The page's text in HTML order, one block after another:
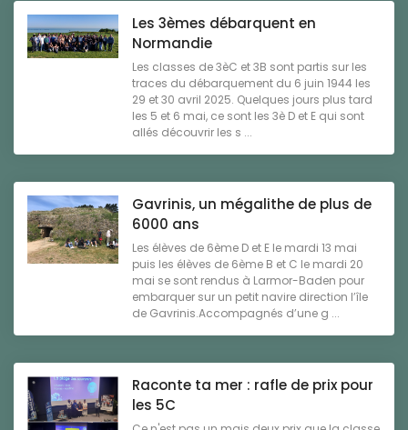
Les 3èmes débarquent en
Normandie
Les classes de 3èC et 3B sont partis sur les
traces du débarquement du 6 juin 1944 les
29 et 30 avril 2025. Quelques jours plus tard
les 5 et 6 mai, ce sont les 3è D et E qui sont
allés découvrir les s ...
Gavrinis, un mégalithe de plus de
6000 ans
Les élèves de 6ème D et E le mardi 13 mai
puis les élèves de 6ème B et C le mardi 20
mai se sont rendus à Larmor-Baden pour
embarquer sur un petit navire direction l’île
de Gavrinis.Accompagnés d’une g ...
Raconte ta mer : rafle de prix pour
les 5C